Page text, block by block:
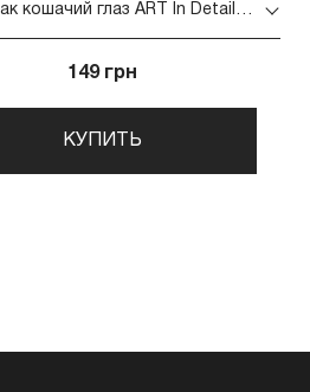
Гель-лак кошачий глаз ART In Detail 6 мл (004 Moonlight Cat Eye)
149 грн
КУПИТЬ